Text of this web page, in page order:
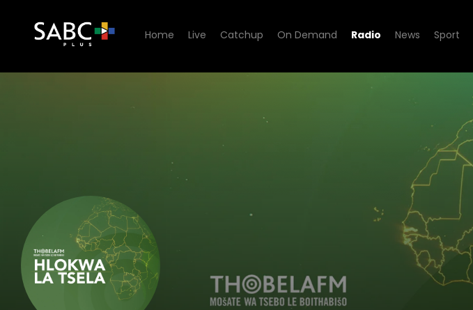
Home Live Catchup On Demand Radio News Sport
listen to Thobela FM - Current Affairs